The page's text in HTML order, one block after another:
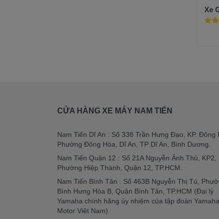
Xe
CỬA HÀNG XE MÁY NAM TIẾN
Nam Tiến Dĩ An : Số 338 Trần Hưng Đạo, KP. Đông
Phường Đông Hòa, Dĩ An, TP Dĩ An, Bình Dương.
Nam Tiến Quận 12 : Số 21A Nguyễn Ảnh Thủ, KP2,
Phường Hiệp Thành, Quận 12, TP.HCM.
Nam Tiến Bình Tân : Số 463B Nguyễn Thị Tú,
Bình Hưng Hòa B, Quận Bình Tân, TP.HCM (Đại lý
Yamaha chính hãng ủy nhiệm của tập đoàn Yamaha
Motor Việt Nam)